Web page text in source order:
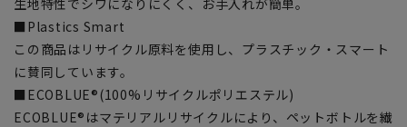
■Plastics Smart
この商品はリサイクル原料を使用し、プラスチック・スマート
に賛同しています。
■ECOBLUE®(100%リサイクルポリエステル)
ECOBLUE®はマテリアルリサイクルにより、ペットボトルを繊